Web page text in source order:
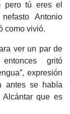
pero tú eres el
Antonio
como vivió.
ver un par de
gritó
expresión
antes se había
que es